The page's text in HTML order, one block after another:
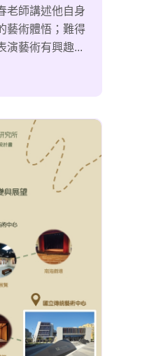
老師講述他自身
藝術體悟；難得
演藝術有興趣...